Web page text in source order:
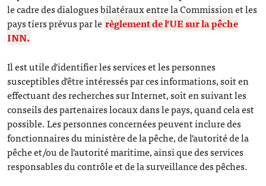
le cadre des dialogues bilatéraux entre la Commission et les
pays tiers prévus par le règlement de l'UE sur la pêche
INN.
Il est utile d'identifier les services et les personnes
susceptibles d'être intéressés par ces informations, soit en
effectuant des recherches sur Internet, soit en suivant les
conseils des partenaires locaux dans le pays, quand cela est
possible. Les personnes concernées peuvent inclure des
fonctionnaires du ministère de la pêche, de l'autorité de la
pêche et/ou de l'autorité maritime, ainsi que des services
responsables du contrôle et de la surveillance des pêches.